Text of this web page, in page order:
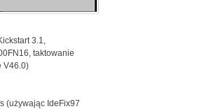
3.1,
taktowanie
V46.0)
(używając IdeFix97